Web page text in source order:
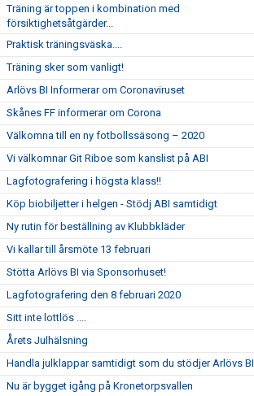
Träning är toppen i kombination med
försiktighetsåtgärder...
Praktisk träningsväska....
Träning sker som vanligt!
Arlövs BI Informerar om Coronaviruset
Skånes FF informerar om Corona
Välkomna till en ny fotbollssäsong – 2020
Vi välkomnar Git Riboe som kanslist på ABI
Lagfotografering i högsta klass!!
Köp biobiljetter i helgen - Stödj ABI samtidigt
Ny rutin för beställning av Klubbkläder
Vi kallar till årsmöte 13 februari
Stötta Arlövs BI via Sponsorhuset!
Lagfotografering den 8 februari 2020
Sitt inte lottlös ....
Årets Julhälsning
Handla julklappar samtidigt som du stödjer Arlövs BI
Nu är bygget igång på Kronetorpsvallen